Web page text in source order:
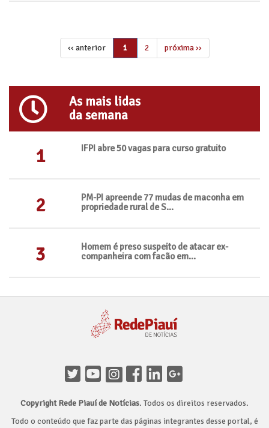
‹‹ anterior 1 2 próxima ››
As mais lidas
da semana
1 IFPI abre 50 vagas para curso gratuito
2
PM-PI apreende 77 mudas de maconha em
propriedade rural de S...
3
Homem é preso suspeito de atacar ex-
companheira com facão em...
Copyright Rede Piauí de Notícias. Todos os direitos reservados.
Todo o conteúdo que faz parte das páginas integrantes desse portal, é